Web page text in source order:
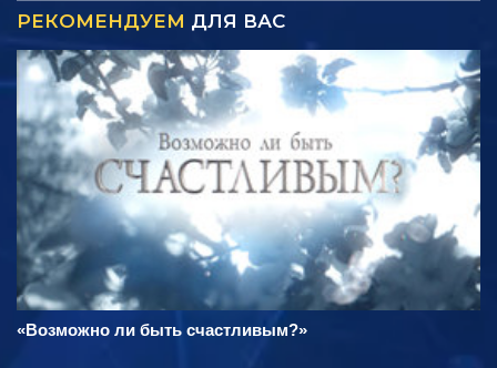
РЕКОМЕНДУЕМ ДЛЯ ВАС
«Возможно ли быть счастливым?»